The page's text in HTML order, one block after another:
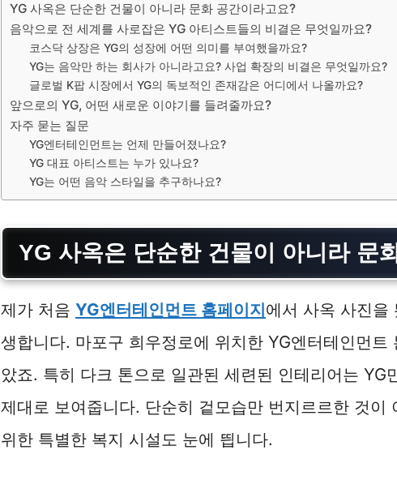
YG 사옥은 단순한 건물이 아니라 문화 공간이라고요?
음악으로 전 세계를 사로잡은 YG 아티스트들의 비결은 무엇일까요?
코스닥 상장은 YG의 성장에 어떤 의미를 부여했을까요?
YG는 음악만 하는 회사가 아니라고요? 사업 확장의 비결은 무엇일까요?
글로벌 K팝 시장에서 YG의 독보적인 존재감은 어디에서 나올까요?
앞으로의 YG, 어떤 새로운 이야기를 들려줄까요?
자주 묻는 질문
YG엔터테인먼트는 언제 만들어졌나요?
YG 대표 아티스트는 누가 있나요?
YG는 어떤 음악 스타일을 추구하나요?
YG 사옥은 단순한 건물이 아니라 문
제가 처음 YG엔터테인먼트 홈페이지에서 사옥 사진을
생합니다. 마포구 희우정로에 위치한 YG엔터테인먼
았죠. 특히 다크 톤으로 일관된 세련된 인테리어는 YG
제대로 보여줍니다. 단순히 겉모습만 번지르르한 것이
위한 특별한 복지 시설도 눈에 띕니다.